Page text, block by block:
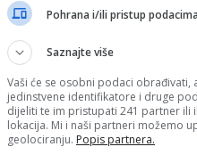
Pohrana i/ili pristup
Saznajte više
Vaši će se osobni podaci obrađivati,
jedinstvene identifikatore i druge
dijeliti te im pristupati 241 partner ili
lokacija. Mi i naši partneri možemo
geolociranju. Popis partnera.